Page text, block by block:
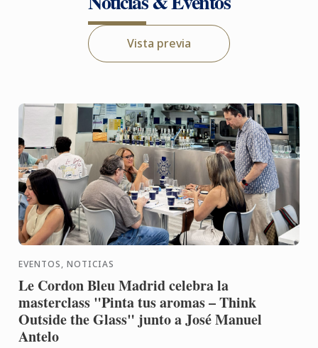
Vista previa
EVENTOS, NOTICIAS
Le Cordon Bleu Madrid celebra la
masterclass "Pinta tus aromas – Think
Outside the Glass" junto a José Manuel
Antelo